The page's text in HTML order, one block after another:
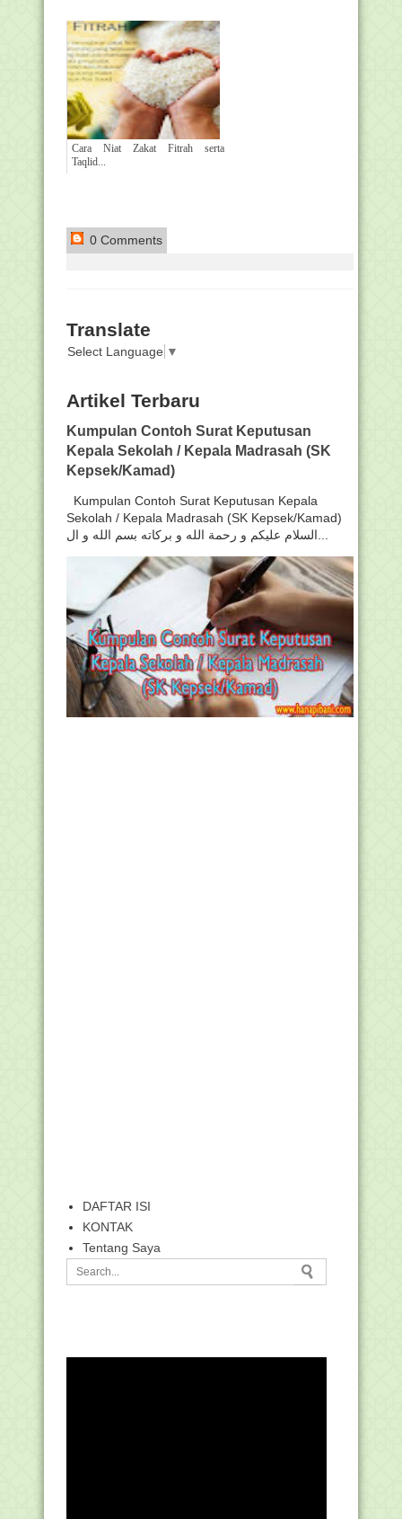
Cara Niat Zakat Fitrah serta
Taqlid...
0 Comments
Translate
Select Language ▼
Artikel Terbaru
Kumpulan Contoh Surat Keputusan
Kepala Sekolah / Kepala Madrasah (SK
Kepsek/Kamad)
Kumpulan Contoh Surat Keputusan Kepala
Sekolah / Kepala Madrasah (SK Kepsek/Kamad)
DAFTAR ISI
KONTAK
Tentang Saya